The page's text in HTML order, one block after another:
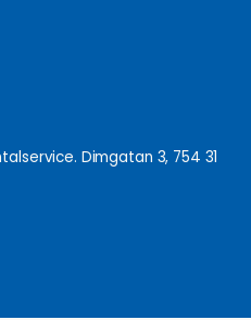
Dimgatan 3, 754 31